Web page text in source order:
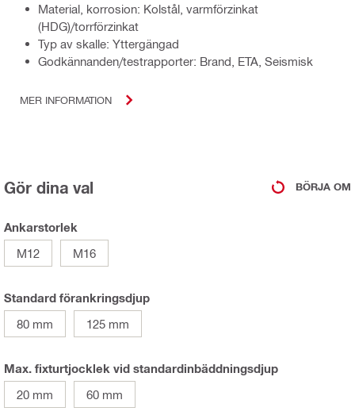
Material, korrosion: Kolstål, varmförzinkat
(HDG)/torrförzinkat
Typ av skalle: Yttergängad
Godkännanden/testrapporter: Brand, ETA, Seismisk
MER INFORMATION
Gör dina val BÖRJA OM
Ankarstorlek
M12
M16
Standard förankringsdjup
80 mm
125 mm
Max. fixturtjocklek vid standardinbäddningsdjup
20 mm
60 mm